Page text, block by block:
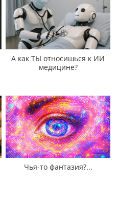
А как ТЫ относишься к ИИ
медицине?
Чья-то фантазия?...